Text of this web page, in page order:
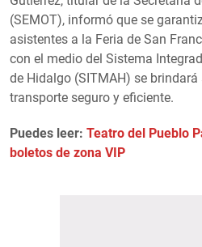
(SEMOT), informó que se
asistentes a la Feria de San
con el medio del Sistema
de Hidalgo (SITMAH) se
transporte seguro y eficiente.
Puedes leer: Teatro del Pueblo
boletos de zona VIP